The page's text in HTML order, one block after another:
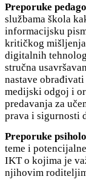
Preporuke
službama škola
informacijsku
kritičkog
digitalnih
stručna
nastave
medijski odgoj i
predavanja za
prava i sigurnosti
Preporuke
teme i
IKT o kojima je
njihovim